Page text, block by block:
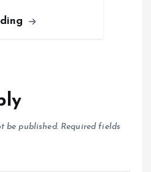
be published. Required fields